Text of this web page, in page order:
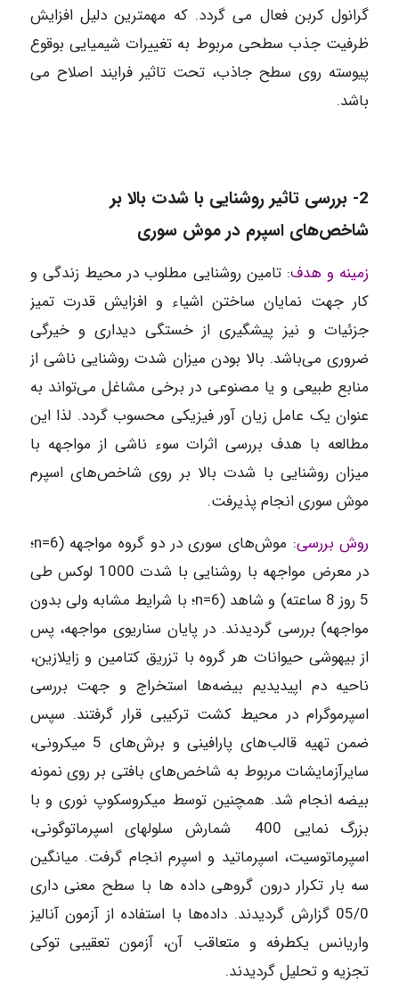
گرانول کربن فعال می گردد. که مهمترین دلیل افزایش
ظرفیت جذب سطحی مربوط به تغییرات شیمیایی بوقوع
پیوسته روی سطح جاذب، تحت تاثیر فرایند اصلاح می
باشد.
2- بررسی تاثیر روشنایی با شدت بالا بر
شاخص‌های اسپرم در موش سوری
زمینه و هدف: تامین روشنایی مطلوب در محیط زندگی و
کار جهت نمایان ساختن اشیاء و افزایش قدرت تمیز
جزئیات و نیز پیشگیری از خستگی دیداری و خیرگی
ضروری می‌باشد. بالا بودن میزان شدت روشنایی ناشی از
منابع طبیعی و یا مصنوعی در برخی مشاغل می‌تواند به
عنوان یک عامل زیان آور فیزیکی محسوب گردد. لذا این
مطالعه با هدف بررسی اثرات سوء ناشی از مواجهه با
میزان روشنایی با شدت بالا بر روی شاخص‌های اسپرم
موش سوری انجام پذیرفت.
روش بررسی
: موش‌های سوری در دو گروه مواجهه (6=n؛
در معرض مواجهه با روشنایی با شدت 1000 لوکس طی
5 روز 8 ساعته) و شاهد (6=n؛ با شرایط مشابه ولی بدون
مواجهه) بررسی گردیدند. در پایان سناریوی مواجهه، پس
از بیهوشی حیوانات هر گروه با تزریق کتامین و زایلازین،
ناحیه دم اپیدیدیم بیضه‌ها استخراج و جهت بررسی
اسپرموگرام در محیط کشت ترکیبی قرار گرفتند. سپس
ضمن تهیه قالب‌های پارافینی و برش‌های 5 میکرونی،
سایرآزمایشات مربوط به شاخص‌های بافتی بر روی نمونه
بیضه انجام شد. همچنین توسط میکروسکوپ نوری و با
بزرگ نمایی 400 شمارش سلولهای اسپرماتوگونی،
اسپرماتوسیت، اسپرماتید و اسپرم انجام گرفت. میانگین
سه بار تکرار درون گروهی داده ها با سطح معنی داری
05/0 گزارش گردیدند. داده‌ها با استفاده از آزمون آنالیز
واریانس یکطرفه و متعاقب آن، آزمون تعقیبی توکی
تجزیه و تحلیل گردیدند.